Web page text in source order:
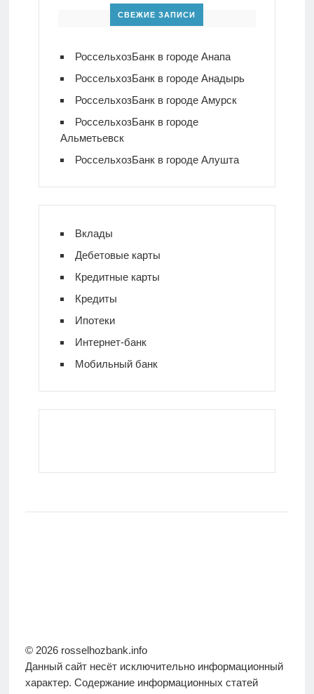
СВЕЖИЕ ЗАПИСИ
РоссельхозБанк в городе Анапа
РоссельхозБанк в городе Анадырь
РоссельхозБанк в городе Амурск
РоссельхозБанк в городе
Альметьевск
РоссельхозБанк в городе Алушта
Вклады
Дебетовые карты
Кредитные карты
Кредиты
Ипотеки
Интернет-банк
Мобильный банк
© 2026 rosselhozbank.info
Данный сайт несёт исключительно информационный
характер. Содержание информационных статей